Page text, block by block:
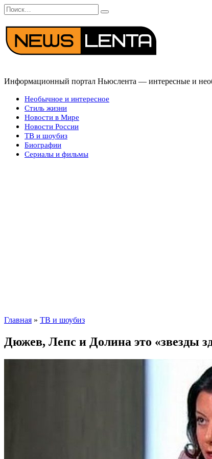
Перейти
к
содержанию
Search
for:
Информационный портал Ньюслента — интересные и
Необычное и интересное
Стиль жизни
Новости в Мире
Новости России
ТВ и шоубиз
Биографии
Сериалы и фильмы
Главная » ТВ и шоубиз
Дюжев, Лепс и Долина это «звезды